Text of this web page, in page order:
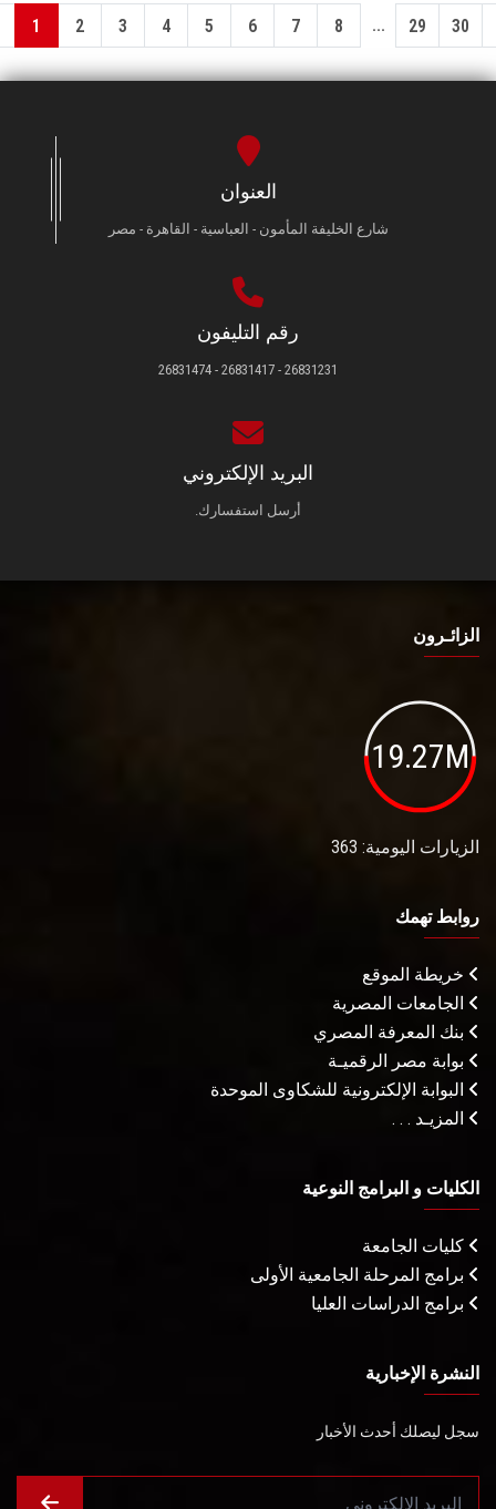
1 2 3 4 5 6 7 8 ... 29 30
العنوان
شارع الخليفة المأمون - العباسية - القاهرة - مصر
رقم التليفون
26831231 - 26831417 - 26831474
البريد الإلكتروني
أرسل استفسارك.
الزائـرون
19.27M
الزيارات اليومية: 363
روابط تهمك
خريطة الموقع
الجامعات المصرية
بنك المعرفة المصري
بوابة مصر الرقميـة
البوابة الإلكترونية للشكاوى الموحدة
المزيـد . . .
الكليات و البرامج النوعية
كليات الجامعة
برامج المرحلة الجامعية الأولى
برامج الدراسات العليا
النشرة الإخبارية
سجل ليصلك أحدث الأخبار